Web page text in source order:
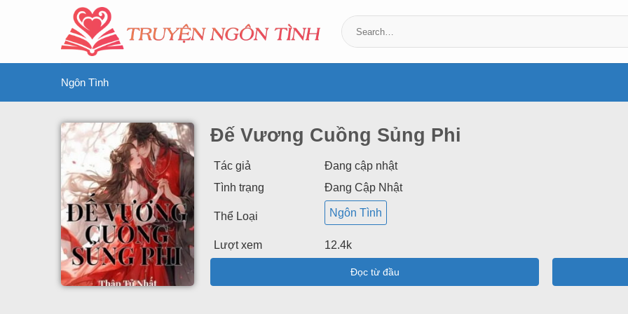
Ngôn Tình
Đế Vương Cuồng Sủng Phi
Tác giả
Đang cập nhật
Tình trạng
Đang Cập Nhật
Thể Loại Ngôn Tình
Lượt xem 12.4k
Đọc từ đầu